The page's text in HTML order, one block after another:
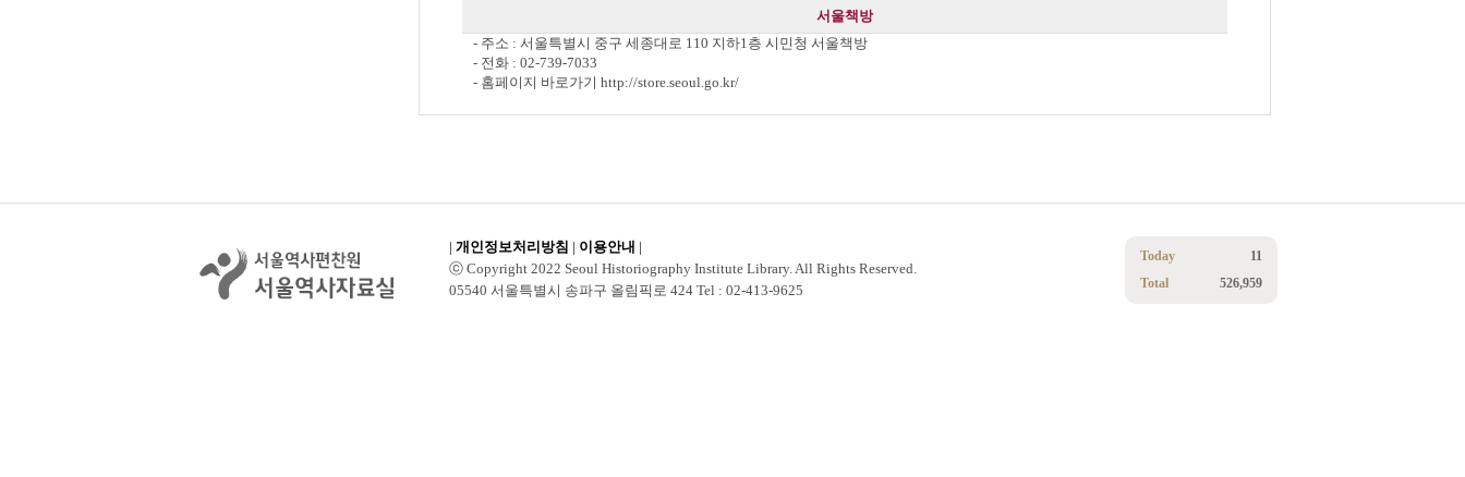
서울책방
- 주소 : 서울특별시 중구 세종대로 110 지하1층 시민청 서울책방
- 전화 : 02-739-7033
- 홈페이지 바로가기 http://store.seoul.go.kr/
| 개인정보처리방침 | 이용안내 |
ⓒ Copyright 2022 Seoul Historiography Institute Library. All Rights Reserved.
05540 서울특별시 송파구 올림픽로 424 Tel : 02-413-9625
Today
11
Total
526,959